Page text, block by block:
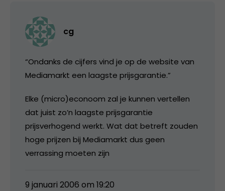
cg
“Ondanks de cijfers vind je op de website van
Mediamarkt een laagste prijsgarantie.”
Elke (micro)econoom zal je kunnen vertellen
dat juist zo’n laagste prijsgarantie
prijsverhogend werkt. Wat dat betreft zouden
hoge prijzen bij Mediamarkt dus geen
verrassing moeten zijn
9 januari 2006 om 19:20